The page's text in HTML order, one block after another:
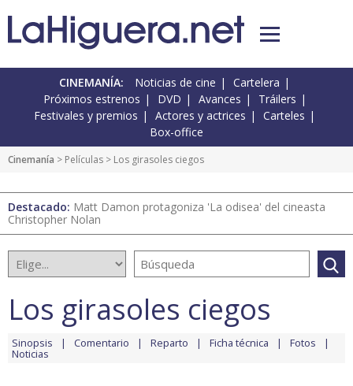
CINEMANÍA: Noticias de cine
Cartelera
Próximos estrenos
DVD Avances
Tráilers
Festivales y premios
Actores y actrices
Carteles
Box-office
Cinemanía > Películas > Los girasoles ciegos
Destacado: Matt Damon protagoniza 'La odisea' del cineasta
Christopher Nolan
Los girasoles ciegos
Sinopsis Comentario Reparto Ficha técnica Fotos
Noticias